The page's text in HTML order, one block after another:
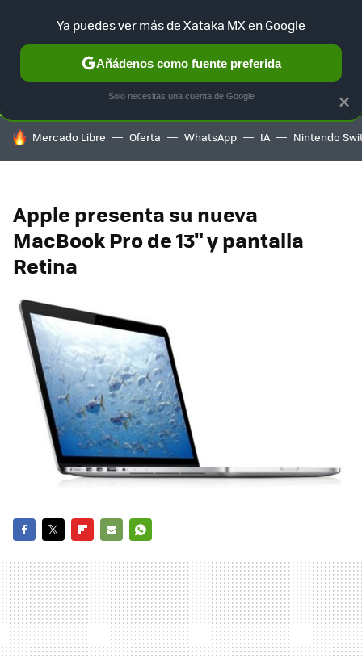
SELECCIÓN GAMING HOME AUTO TERRITORIO
HOY SE HABLA DE
Mercado Libre Oferta WhatsApp IA Nintendo
Apple presenta su nueva
MacBook Pro de 13" y pantalla
Retina
MAIL
×
Ya puedes ver más de Xataka MX en Google
Añádenos como fuente preferida
Solo necesitas una cuenta de Google